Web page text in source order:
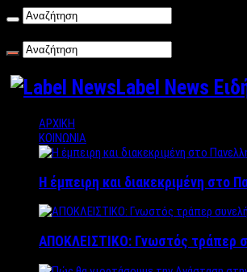
Label News
ΑΡΧΙΚΗ
ΚΟΙΝΩΝΙΑ
Η έμπειρη και διακεκριμένη στο
ΑΠΟΚΛΕΙΣΤΙΚΟ: Γνωστός τράπερ